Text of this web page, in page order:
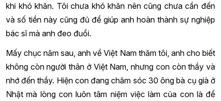
khi khó khăn. Tôi chưa khó khăn nên cũng chưa cần đến
và số tiền này cũng đủ để giúp anh hoàn thành sự nghiệp
bác sĩ mà anh đeo đuổi.
Mấy chục năm sau, anh về Việt Nam thăm tôi, anh cho biết
không còn người thân ở Việt Nam, nhưng con còn thầy và
nhớ đến thầy. Hiện con đang chăm sóc 30 ông bà cụ già ở
Nhật mà lòng con luôn tâm niệm việc làm của con là để